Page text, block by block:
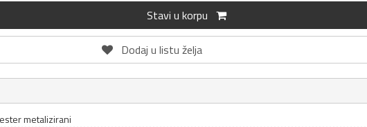
Stavi u korpu
Dodaj u listu želja
metalizirani